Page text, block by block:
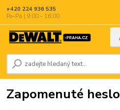
+420 224 936 535
Po–Pá | 9:00 – 16:00
Zapomenuté heslo